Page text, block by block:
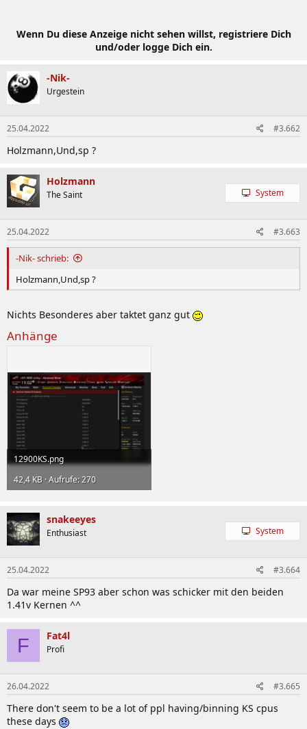
Wenn Du diese Anzeige nicht sehen willst, registriere Dich
und/oder logge Dich ein.
-Nik-
Urgestein
25.04.2022 #3.662
Holzmann,Und,sp ?
Holzmann
The Saint System
25.04.2022 #3.663
-Nik- schrieb:
Holzmann,Und,sp ?
Nichts Besonderes aber taktet ganz gut
Anhänge
12900KS.png
42,4 KB · Aufrufe: 270
snakeeyes
Enthusiast System
25.04.2022 #3.664
Da war meine SP93 aber schon was schicker mit den beiden
1.41v Kernen ^^
F Fat4l
Profi
26.04.2022 #3.665
There don't seem to be a lot of ppl having/binning KS cpus
these days